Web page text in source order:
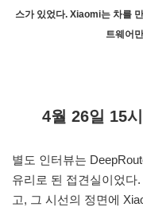
스가 있었다. Xiaomi는 차를
트웨어
4월 26일 15
별도 인터뷰는
유리로 된 접견실이었다
고, 그 시선의 정면에